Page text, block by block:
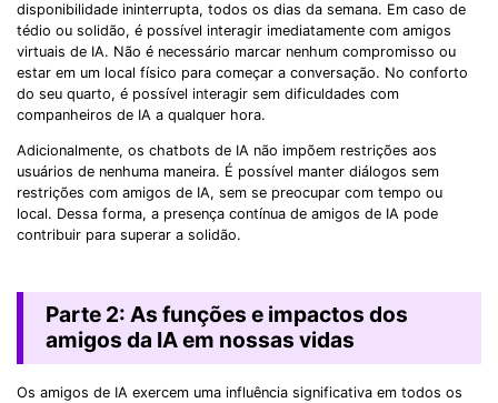
disponibilidade ininterrupta, todos os dias da semana. Em caso de
tédio ou solidão, é possível interagir imediatamente com amigos
virtuais de IA. Não é necessário marcar nenhum compromisso ou
estar em um local físico para começar a conversação. No conforto
do seu quarto, é possível interagir sem dificuldades com
companheiros de IA a qualquer hora.
Adicionalmente, os chatbots de IA não impõem restrições aos
usuários de nenhuma maneira. É possível manter diálogos sem
restrições com amigos de IA, sem se preocupar com tempo ou
local. Dessa forma, a presença contínua de amigos de IA pode
contribuir para superar a solidão.
Parte 2: As funções e impactos dos
amigos da IA ​​em nossas vidas
Os amigos de IA exercem uma influência significativa em todos os